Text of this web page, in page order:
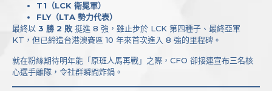
T1（LCK 衛冕軍）
FLY（LTA 勢力代表）
最終以 3 勝 2 敗 挺進 8 強，雖止步於 LCK 第四種子、最終亞軍
KT，但已締造台港澳賽區 10 年來首次進入 8 強的里程碑。
就在粉絲期待明年能「原班人馬再戰」之際，CFO 卻接連宣布三名核
心選手離隊，令社群瞬間炸鍋。